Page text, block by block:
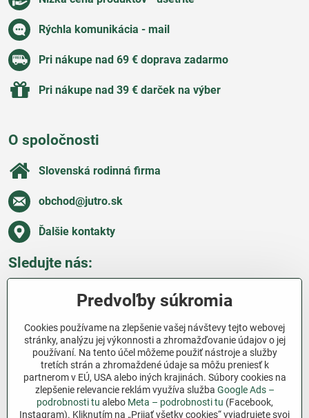
Rýchla komunikácia - mail
Pri nákupe nad 69 € doprava zadarmo
Pri nákupe nad 39 € darček na výber
O spoločnosti
Slovenská rodinná firma
obchod​@jutro​.sk
Ďalšie kontakty
Sledujte nás:
Všetko o nákupe
Ďakujeme za podporu
Sme slovenský e-shop bez dotácií​. Fungujeme len
vďaka vám – ľuďom, ktorí veria v poctivú prácu a
Predvoľby súkromia
Cookies používame na zlepšenie vašej návštevy tejto webovej
stránky, analýzu jej výkonnosti a zhromažďovanie údajov o jej
používaní. Na tento účel môžeme použiť nástroje a služby
tretích strán a zhromaždené údaje sa môžu preniesť k
partnerom v EÚ, USA alebo iných krajinách. Súbory cookies na
zlepšenie relevancie reklám využíva služba Google Ads –
podrobnosti tu alebo Meta – podrobnosti tu (Facebook,
Instagram). Kliknutím na „Prijať všetky cookies“ vyjadrujete svoj